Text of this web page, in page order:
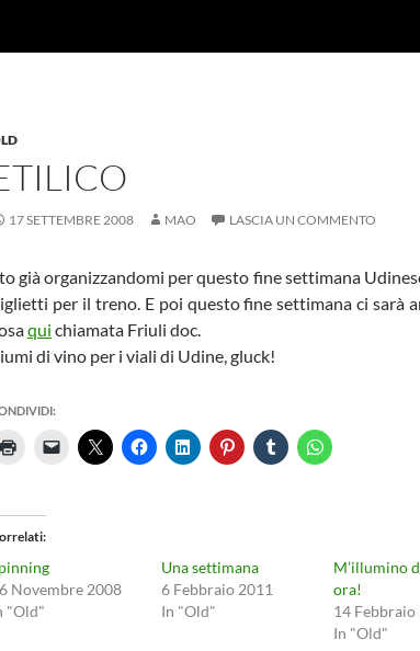
17 SETTEMBRE 2008 MAO LASCIA UN COMMENTO
già organizzandomi per questo fine settimana
per il treno. E poi questo fine settimana ci sarà
qui chiamata Friuli doc.
di vino per i viali di Udine, gluck!
Novembre 2008
"Old"
Una settimana
6 Febbraio 2011
In "Old"
M’illumino
ora!
14 Febbraio
In "Old"